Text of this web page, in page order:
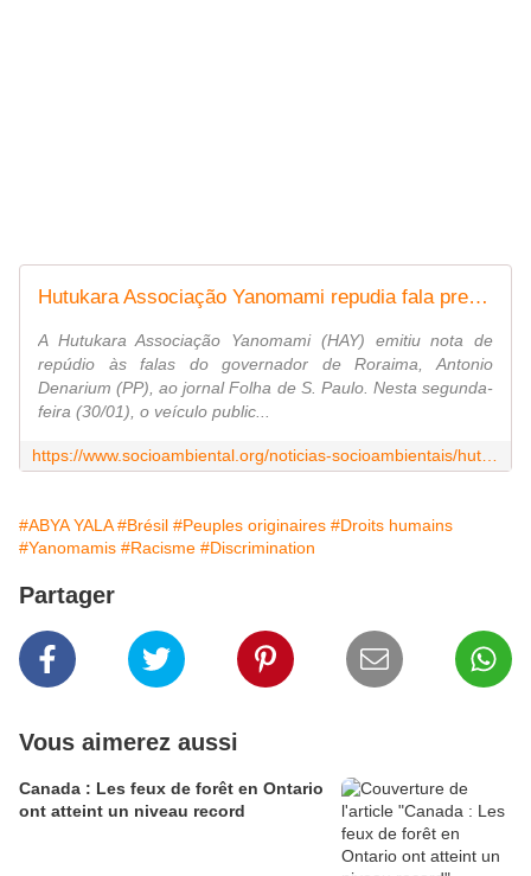
Hutukara Associação Yanomami repudia fala preconceituosa de governador de Roraima | ISA
A Hutukara Associação Yanomami (HAY) emitiu nota de
repúdio às falas do governador de Roraima, Antonio
Denarium (PP), ao jornal Folha de S. Paulo. Nesta segunda-
feira (30/01), o veículo public...
#ABYA YALA #Brésil #Peuples originaires #Droits humains
#Yanomamis #Racisme #Discrimination
Partager
Vous aimerez aussi
Canada : Les feux de forêt en Ontario
ont atteint un niveau record